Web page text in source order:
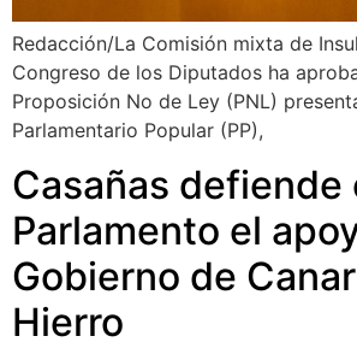
Redacción/La Comisión mixta de
Congreso de los Diputados ha
Proposición No de Ley (PNL)
Parlamentario Popular (PP),
Casañas defiende
Parlamento el
Gobierno de
Hierro